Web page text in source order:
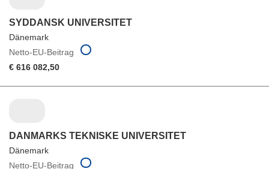
SYDDANSK UNIVERSITET
Dänemark
Netto-EU-Beitrag
€ 616 082,50
DANMARKS TEKNISKE UNIVERSITET
Dänemark
Netto-EU-Beitrag